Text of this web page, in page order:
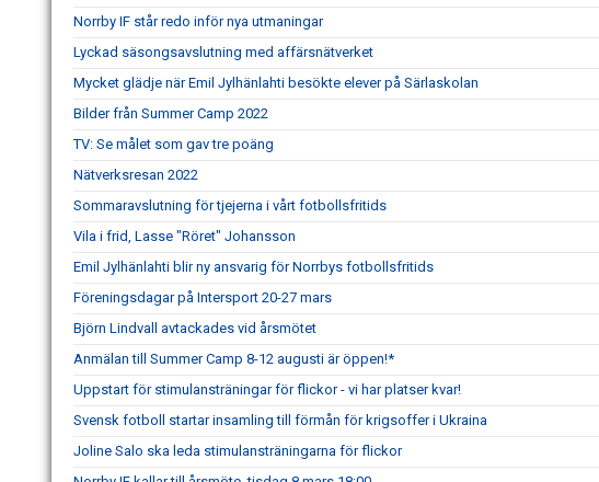
Norrby IF står redo inför nya utmaningar
Lyckad säsongsavslutning med affärsnätverket
Mycket glädje när Emil Jylhänlahti besökte elever på Särlaskolan
Bilder från Summer Camp 2022
TV: Se målet som gav tre poäng
Nätverksresan 2022
Sommaravslutning för tjejerna i vårt fotbollsfritids
Vila i frid, Lasse "Röret" Johansson
Emil Jylhänlahti blir ny ansvarig för Norrbys fotbollsfritids
Föreningsdagar på Intersport 20-27 mars
Björn Lindvall avtackades vid årsmötet
Anmälan till Summer Camp 8-12 augusti är öppen!*
Uppstart för stimulansträningar för flickor - vi har platser kvar!
Svensk fotboll startar insamling till förmån för krigsoffer i Ukraina
Joline Salo ska leda stimulansträningarna för flickor